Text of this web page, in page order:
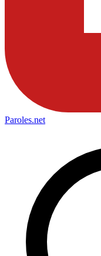
Paroles.net